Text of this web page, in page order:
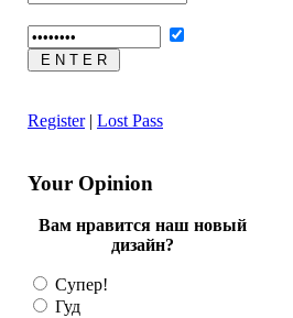
Register| Lost Pass
Your Opinion
Вам нравится наш новый
дизайн?
Супер!
Гуд